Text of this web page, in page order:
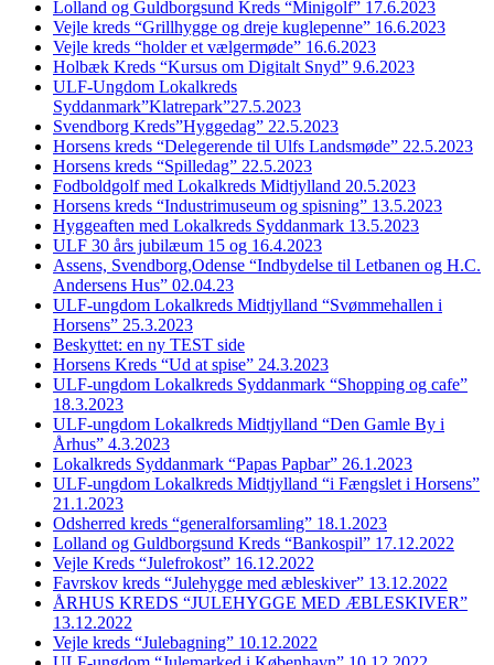
Lolland og Guldborgsund Kreds “Minigolf” 17.6.2023
Vejle kreds “Grillhygge og dreje kuglepenne” 16.6.2023
Vejle kreds “holder et vælgermøde” 16.6.2023
Holbæk Kreds “Kursus om Digitalt Snyd” 9.6.2023
ULF-Ungdom Lokalkreds
Syddanmark”Klatrepark”27.5.2023
Svendborg Kreds”Hyggedag” 22.5.2023
Horsens kreds “Delegerende til Ulfs Landsmøde” 22.5.2023
Horsens kreds “Spilledag” 22.5.2023
Fodboldgolf med Lokalkreds Midtjylland 20.5.2023
Horsens kreds “Industrimuseum og spisning” 13.5.2023
Hyggeaften med Lokalkreds Syddanmark 13.5.2023
ULF 30 års jubilæum 15 og 16.4.2023
Assens, Svendborg,Odense “Indbydelse til Letbanen og H.C.
Andersens Hus” 02.04.23
ULF-ungdom Lokalkreds Midtjylland “Svømmehallen i
Horsens” 25.3.2023
Beskyttet: en ny TEST side
Horsens Kreds “Ud at spise” 24.3.2023
ULF-ungdom Lokalkreds Syddanmark “Shopping og cafe”
18.3.2023
ULF-ungdom Lokalkreds Midtjylland “Den Gamle By i
Århus” 4.3.2023
Lokalkreds Syddanmark “Papas Papbar” 26.1.2023
ULF-ungdom Lokalkreds Midtjylland “i Fængslet i Horsens”
21.1.2023
Odsherred kreds “generalforsamling” 18.1.2023
Lolland og Guldborgsund Kreds “Bankospil” 17.12.2022
Vejle Kreds “Julefrokost” 16.12.2022
Favrskov kreds “Julehygge med æbleskiver” 13.12.2022
ÅRHUS KREDS “JULEHYGGE MED ÆBLESKIVER”
13.12.2022
Vejle kreds “Julebagning” 10.12.2022